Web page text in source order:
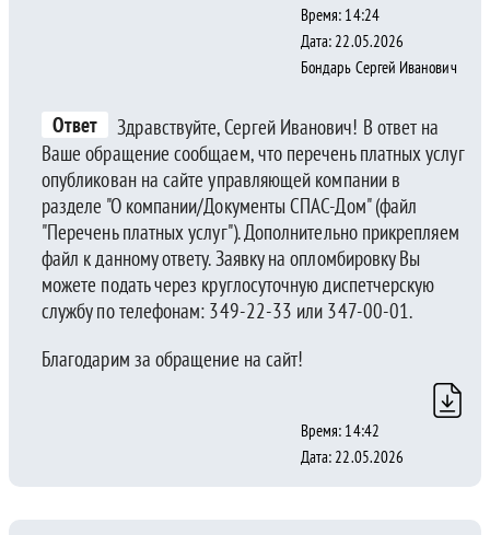
Время: 14:24
Дата: 22.05.2026
Бондарь Сергей Иванович
Ответ
Здравствуйте, Сергей Иванович! В ответ на
Ваше обращение сообщаем, что перечень платных услуг
опубликован на сайте управляющей компании в
разделе "О компании/Документы СПАС-Дом" (файл
"Перечень платных услуг"). Дополнительно прикрепляем
файл к данному ответу. Заявку на опломбировку Вы
можете подать через круглосуточную диспетчерскую
службу по телефонам: 349-22-33 или 347-00-01.
Благодарим за обращение на сайт!
Время: 14:42
Дата: 22.05.2026